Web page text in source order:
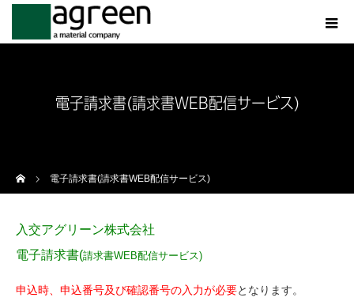
電子請求書(請求書WEB配信サービス)
電子請求書(請求書WEB配信サービス)
入交アグリーン株式会社
電子請求書(請求書WEB配信サービス)
申込時、申込番号及び確認番号の入力が必要となります。